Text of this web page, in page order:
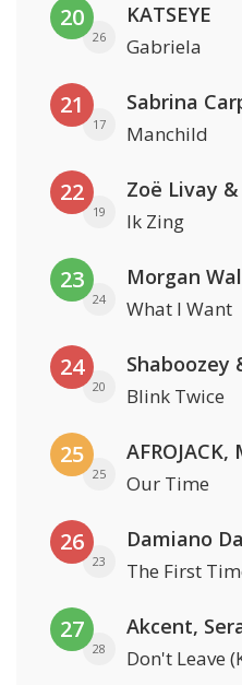
20
26
KATSEYE
Gabriela
21
17
Sabrina
Manchild
22
19
Zoë Livay
Ik Zing
23
24
Morgan
What I Want
24
20
Shaboozey
Blink Twice
25
25 Our Time
26
23
Damiano
The First
27
28
Akcent,
Don't Leave